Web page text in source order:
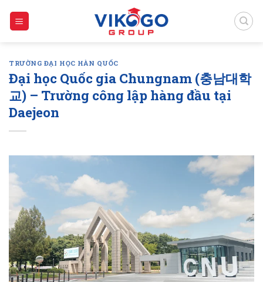
TRƯỜNG ĐẠI HỌC HÀN QUỐC
Đại học Quốc gia Chungnam (충남대학
교) – Trường công lập hàng đầu tại
Daejeon